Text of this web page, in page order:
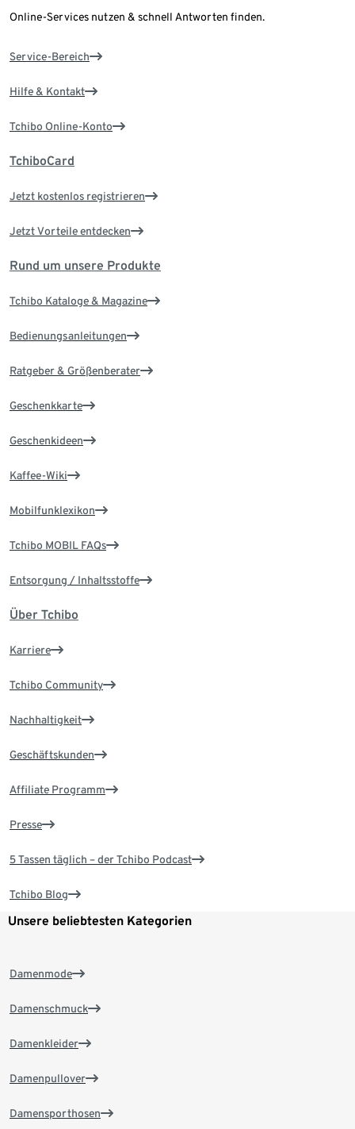
Online-Services nutzen & schnell Antworten finden.
Service-Bereich
Hilfe & Kontakt
Tchibo Online-Konto
TchiboCard
Jetzt kostenlos registrieren
Jetzt Vorteile entdecken
Rund um unsere Produkte
Tchibo Kataloge & Magazine
Bedienungsanleitungen
Ratgeber & Größenberater
Geschenkkarte
Geschenkideen
Kaffee-Wiki
Mobilfunklexikon
Tchibo MOBIL FAQs
Entsorgung / Inhaltsstoffe
Über Tchibo
Karriere
Tchibo Community
Nachhaltigkeit
Geschäftskunden
Affiliate Programm
Presse
5 Tassen täglich – der Tchibo Podcast
Tchibo Blog
Unsere beliebtesten Kategorien
Damenmode
Damenschmuck
Damenkleider
Damenpullover
Damensporthosen